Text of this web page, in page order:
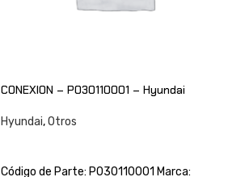
CONEXION – P030110001 – Hyundai
Hyundai,Otros
Código de Parte: P030110001 Marca: